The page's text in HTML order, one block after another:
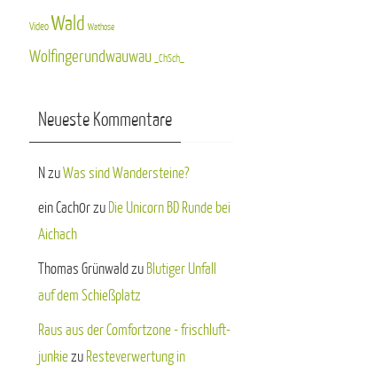
Video Wald Wathose
Wolfingerundwauwau _ChSch_
Neueste Kommentare
N zuWas sind Wandersteine?
ein Cach0rzu Die Unicorn BD Runde bei
Aichach
Thomas Grünwaldzu Blutiger Unfall
auf dem Schießplatz
Raus aus der Comfortzone - frischluft-
junkiezu Resteverwertung in